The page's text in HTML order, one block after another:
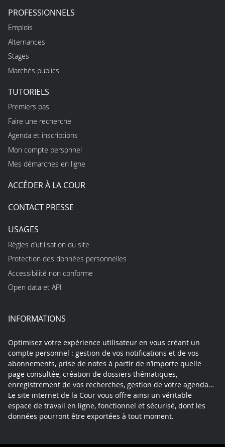
PROFESSIONNELS
Emplois
Alternances
Stages
Marchés publics
TUTORIELS
Premiers pas
Faire une recherche
Agenda et inscriptions
Mon compte personnel
Mes démarches en ligne
ACCÉDER À LA COUR
CONTACT PRESSE
USAGES
Règles d’utilisation du site
Protection des données personnelles
Accessibilité non conforme
Open data et API
INFORMATIONS
Optimisez votre expérience utilisateur en vous créant un
compte personnel : gestion de vos notifications et de vos
abonnements, prise de notes à partir de n’importe quelle
page consultée, création de dossiers thématiques,
enregistrement de vos recherches, gestion de votre agenda…
Le site internet de la Cour vous offre ainsi un véritable
espace de travail en ligne, fonctionnel et sécurisé, dont les
données pourront être exportées à tout moment.